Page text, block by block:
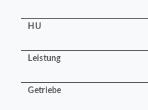
HU
Leistung
Getriebe